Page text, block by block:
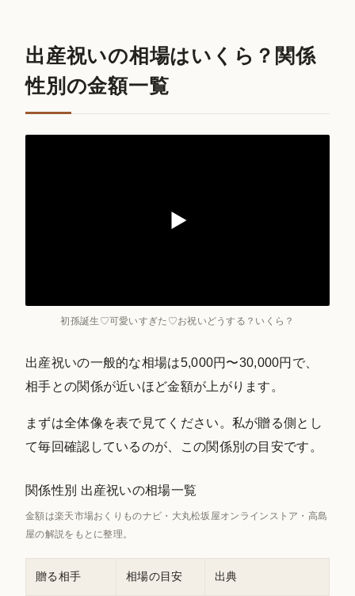
出産祝いの相場はいくら？関係
性別の金額一覧
初孫誕生♡可愛いすぎた♡お祝いどうする？いくら？
出産祝いの一般的な相場は5,000円〜30,000円で、
相手との関係が近いほど金額が上がります。
まずは全体像を表で見てください。私が贈る側とし
て毎回確認しているのが、この関係別の目安です。
関係性別 出産祝いの相場一覧
金額は楽天市場おくりものナビ・大丸松坂屋オンラインストア・高島
屋の解説をもとに整理。
贈る相手 相場の目安 出典